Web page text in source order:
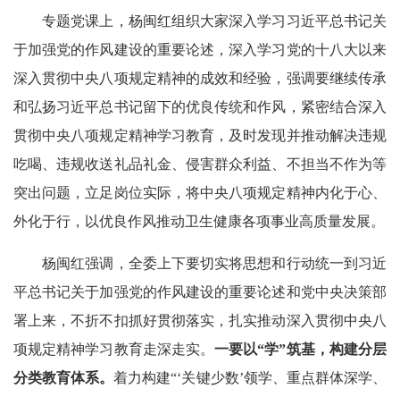
专题党课上，杨闽红组织大家深入学习习近平总书记关
于加强党的作风建设的重要论述，深入学习党的十八大以来
深入贯彻中央八项规定精神的成效和经验，强调要继续传承
和弘扬习近平总书记留下的优良传统和作风，紧密结合深入
贯彻中央八项规定精神学习教育，及时发现并推动解决违规
吃喝、违规收送礼品礼金、侵害群众利益、不担当不作为等
突出问题，立足岗位实际，将中央八项规定精神内化于心、
外化于行，以优良作风推动卫生健康各项事业高质量发展。
杨闽红强调，全委上下要切实将思想和行动统一到习近
平总书记关于加强党的作风建设的重要论述和党中央决策部
署上来，不折不扣抓好贯彻落实，扎实推动深入贯彻中央八
项规定精神学习教育走深走实。一要以“学”筑基，构建分层
分类教育体系。着力构建“‘关键少数’领学、重点群体深学、